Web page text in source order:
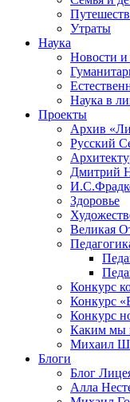
Утраты
Наука
Новости
Наука в
Проекты
Архив
Русский
Дмитрий
Здоровье
Великая
Конкурс
Конкурс
Конкурс
Каким мы
Михаил
Блоги
Блог
Алла